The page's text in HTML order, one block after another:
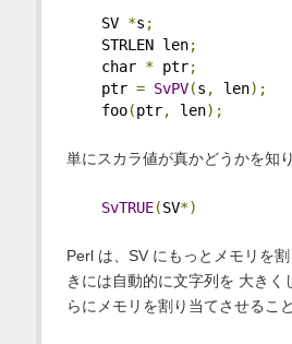
SV *s ;
STRLEN len;
char * ptr;
ptr = SvPV(s , len);
foo(ptr, len);
単にスカラ値が真かどうかを知
SvTRUE(SV*)
Perl は、SV にもっとメモリを
きには自動的に文字列を 大きく
らにメモリを割り当てさせるこ